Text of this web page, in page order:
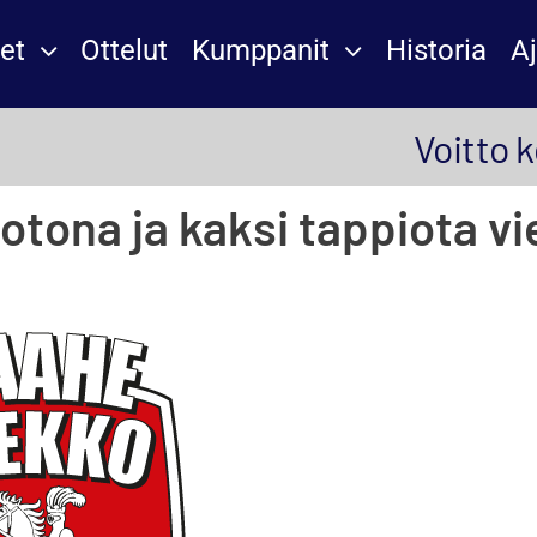
Ottelut Kumppanit Historia
Voitto
ja kaksi tappiota